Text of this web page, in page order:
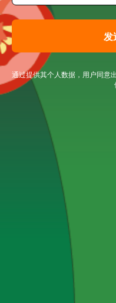
发
通过提供其个人数据，用户同意